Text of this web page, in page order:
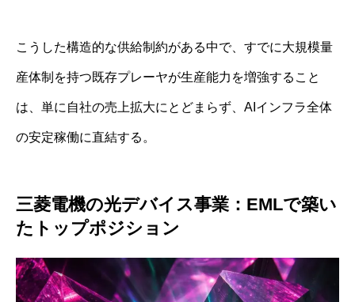
こうした構造的な供給制約がある中で、すでに大規模量
産体制を持つ既存プレーヤが生産能力を増強すること
は、単に自社の売上拡大にとどまらず、AIインフラ全体
の安定稼働に直結する。
三菱電機の光デバイス事業：EMLで築い
たトップポジション